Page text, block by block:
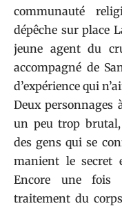
communauté
dépêche sur place
jeune agent du
accompagné de
d’expérience qui
Deux personnages
un peu trop
des gens qui se
manient le secret
Encore une fois
traitement du